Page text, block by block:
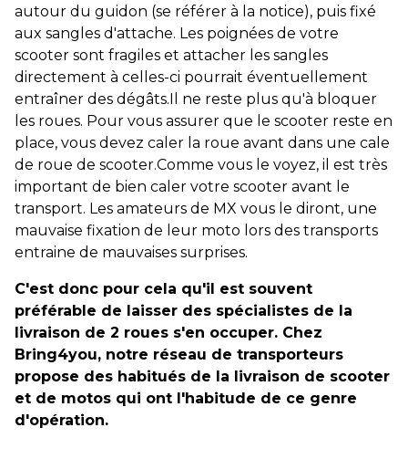
autour du guidon (se référer à la notice), puis fixé
aux sangles d'attache. Les poignées de votre
scooter sont fragiles et attacher les sangles
directement à celles-ci pourrait éventuellement
entraîner des dégâts.Il ne reste plus qu'à bloquer
les roues. Pour vous assurer que le scooter reste en
place, vous devez caler la roue avant dans une cale
de roue de scooter.Comme vous le voyez, il est très
important de bien caler votre scooter avant le
transport. Les amateurs de MX vous le diront, une
mauvaise fixation de leur moto lors des transports
entraine de mauvaises surprises.
C'est donc pour cela qu'il est souvent
préférable de laisser des spécialistes de la
livraison de 2 roues s'en occuper. Chez
Bring4you, notre réseau de transporteurs
propose des habitués de la livraison de scooter
et de motos qui ont l'habitude de ce genre
d'opération.